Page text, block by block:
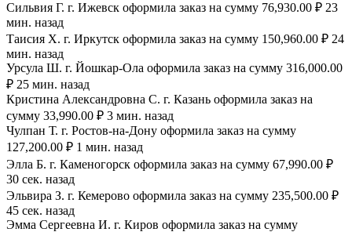
Сильвия Г. г. Ижевск оформила заказ на сумму 76,930.00 ₽ 23
мин. назад
Таисия Х. г. Иркутск оформила заказ на сумму 150,960.00 ₽ 24
мин. назад
Урсула Ш. г. Йошкар-Ола оформила заказ на сумму 316,000.00
₽ 25 мин. назад
Кристина Александровна С. г. Казань оформила заказ на
сумму 33,990.00 ₽ 3 мин. назад
Чулпан Т. г. Ростов-на-Дону оформила заказ на сумму
127,200.00 ₽ 1 мин. назад
Элла Б. г. Каменогорск оформила заказ на сумму 67,990.00 ₽
30 сек. назад
Эльвира З. г. Кемерово оформила заказ на сумму 235,500.00 ₽
45 сек. назад
Эмма Сергеевна И. г. Киров оформила заказ на сумму